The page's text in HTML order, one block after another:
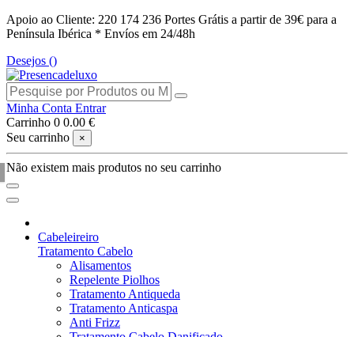
Apoio ao Cliente: 220 174 236 Portes Grátis a partir de 39€ para a
Península Ibérica * Envíos em 24/48h
Desejos ()
Minha Conta Entrar
Carrinho 0 0.00 €
Seu carrinho
×
Não existem mais produtos no seu carrinho
Cabeleireiro
Tratamento Cabelo
Alisamentos
Repelente Piolhos
Tratamento Antiqueda
Tratamento Anticaspa
Anti Frizz